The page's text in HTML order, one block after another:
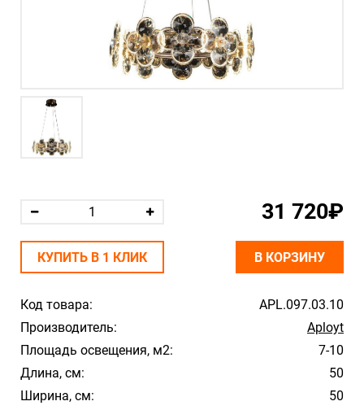
Код товара:
APL.097.03.10
Производитель:
Aployt
Площадь освещения, м2:
7-10
Длина, см:
50
Ширина, см:
50
31 720₽
КУПИТЬ В 1 КЛИК В КОРЗИНУ